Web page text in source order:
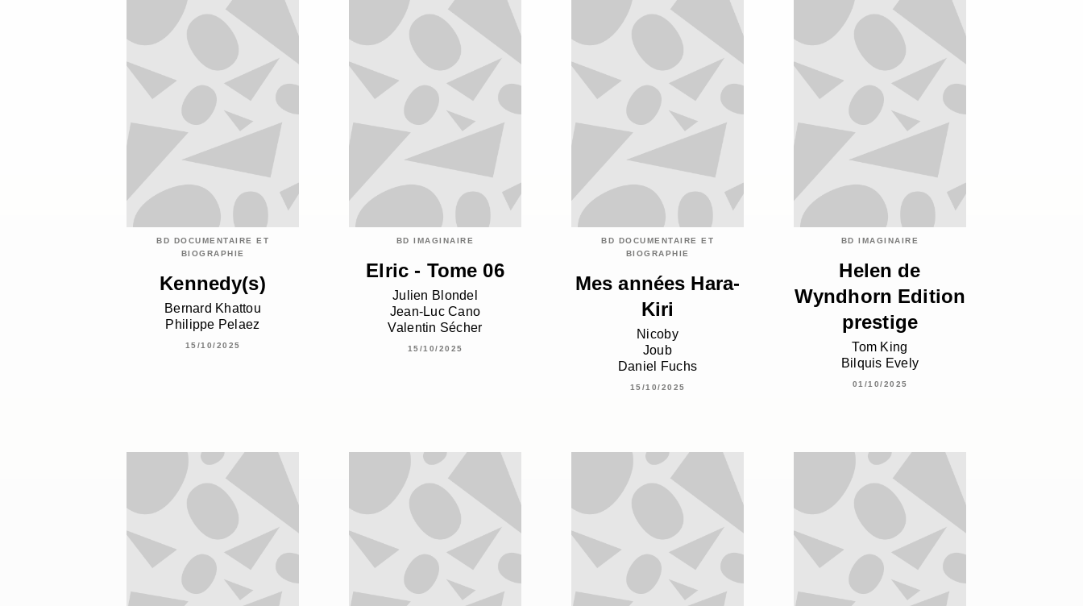
BD DOCUMENTAIRE ET
BIOGRAPHIE
Kennedy(s)
Bernard Khattou
Philippe Pelaez
15/10/2025
BD IMAGINAIRE
Elric - Tome 06
Julien Blondel
Jean-Luc Cano
Valentin Sécher
15/10/2025
BD DOCUMENTAIRE ET
BIOGRAPHIE
Mes années Hara-
Kiri
Nicoby
Joub
Daniel Fuchs
15/10/2025
BD IMAGINAIRE
Helen de
Wyndhorn Edition
prestige
Tom King
Bilquis Evely
01/10/2025